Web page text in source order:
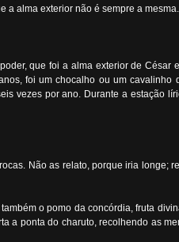
a alma exterior não é sempre a
que foi a alma exterior de César
foi um chocalho ou um cavalinho
vezes por ano. Durante a estação
Não as relato, porque iria longe;
o pomo da concórdia, fruta
a ponta do charuto, recolhendo as